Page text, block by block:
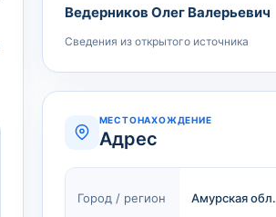
Ведерников Олег Валерьевич
Сведения из открытого источника
МЕСТОНАХОЖДЕНИЕ
Адрес
Город / регион Амурская обл.